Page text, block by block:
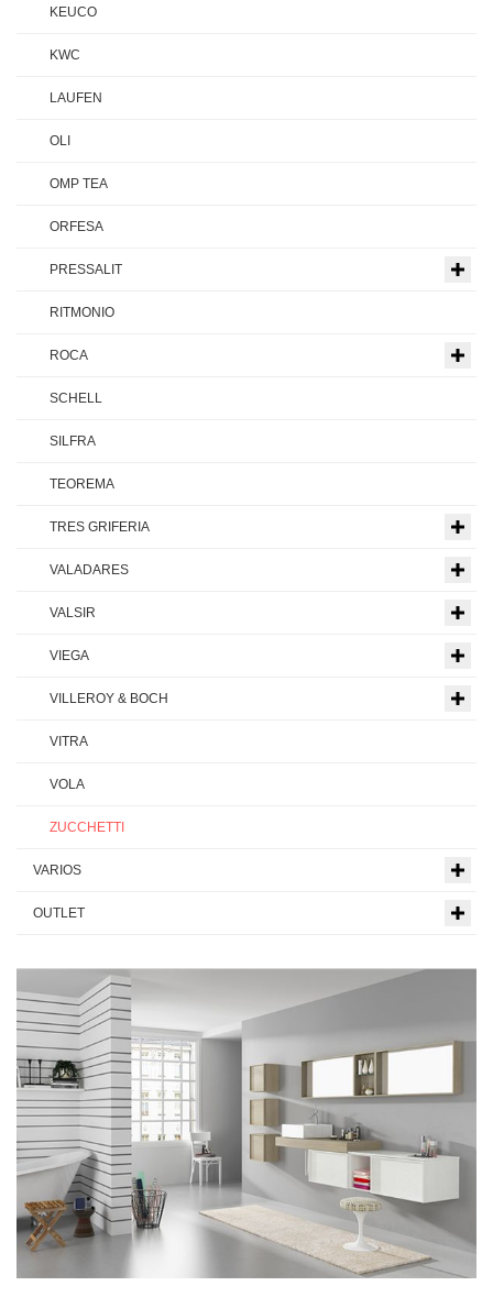
KEUCO
KWC
LAUFEN
OLI
OMP TEA
ORFESA
PRESSALIT
RITMONIO
ROCA
SCHELL
SILFRA
TEOREMA
TRES GRIFERIA
VALADARES
VALSIR
VIEGA
VILLEROY & BOCH
VITRA
VOLA
ZUCCHETTI
VARIOS
OUTLET